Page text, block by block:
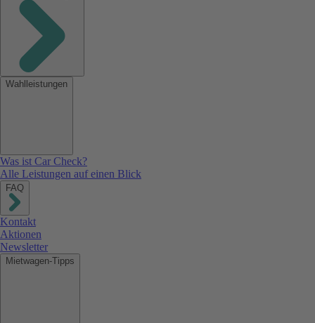
Wahlleistungen
Was ist Car Check?
Alle Leistungen auf einen Blick
FAQ
Kontakt
Aktionen
Newsletter
Mietwagen-Tipps